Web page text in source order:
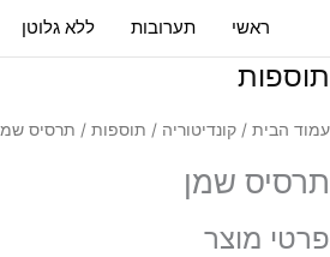
ראשי תערובות ללא גלוטן
תוספות
עמוד הבית / קונדיטוריה / תוספות / תרסיס
תרסיס שמן
פרטי מוצר